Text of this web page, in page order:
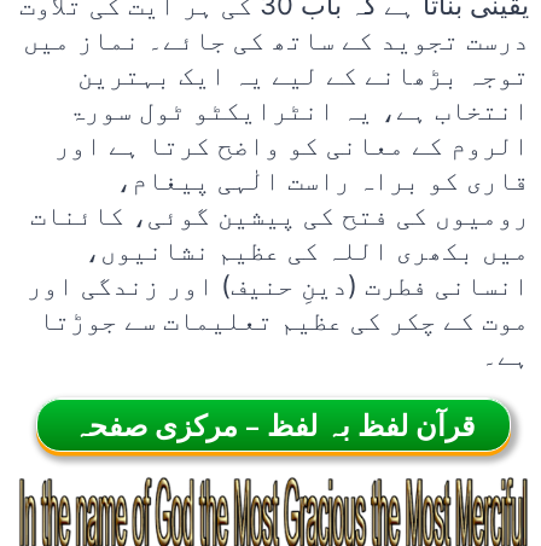
درست تجوید کے ساتھ کی جائے۔ نماز میں
توجہ بڑھانے کے لیے یہ ایک بہترین
انتخاب ہے، یہ انٹرایکٹو ٹول سورۃ
الروم کے معانی کو واضح کرتا ہے اور
قاری کو براہ راست الٰہی پیغام،
رومیوں کی فتح کی پیشین گوئی، کائنات
میں بکھری اللہ کی عظیم نشانیوں،
انسانی فطرت (دینِ حنیف) اور زندگی اور
موت کے چکر کی عظیم تعلیمات سے جوڑتا
ہے۔
قرآن لفظ بہ لفظ – مرکزی صفحہ